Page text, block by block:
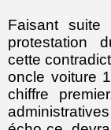
Faisant
protestation
cette
oncle voiture
chiffre